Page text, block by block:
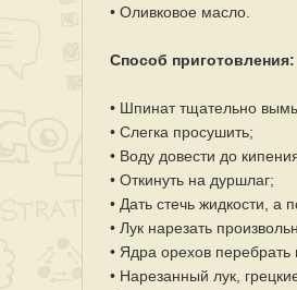
• Оливковое масло.
Способ приготовления:
• Шпинат тщательно
• Слегка просушить;
• Воду довести до
• Откинуть на дуршлаг;
• Дать стечь жидкости, а
• Лук нарезать
• Ядра орехов
• Нарезанный лук,